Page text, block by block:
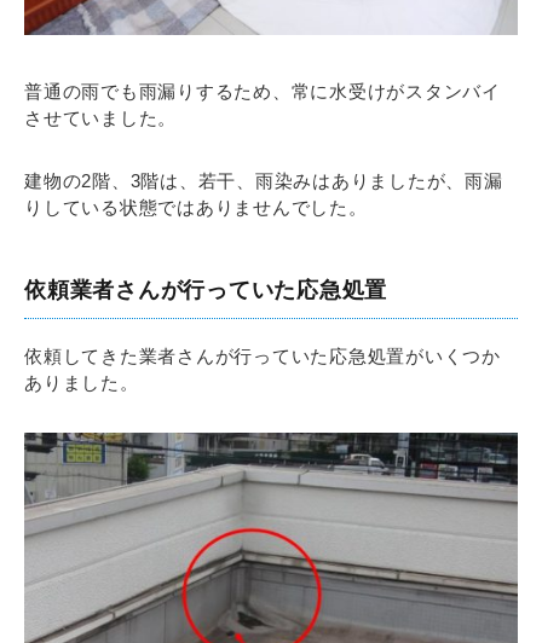
普通の雨でも雨漏りするため、常に水受けがスタンバイ
させていました。
建物の2階、3階は、若干、雨染みはありましたが、雨漏
りしている状態ではありませんでした。
依頼業者さんが行っていた応急処置
依頼してきた業者さんが行っていた応急処置がいくつか
ありました。